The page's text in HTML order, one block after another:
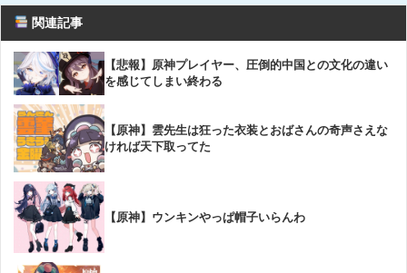
関連記事
【悲報】原神プレイヤー、圧倒的中国との文化の違い
を感じてしまい終わる
【原神】雲先生は狂った衣装とおばさんの奇声さえな
ければ天下取ってた
【原神】ウンキンやっぱ帽子いらんわ